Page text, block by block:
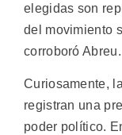
elegidas son
del movimiento
corroboró Abreu.
Curiosamente,
registran una
poder político.